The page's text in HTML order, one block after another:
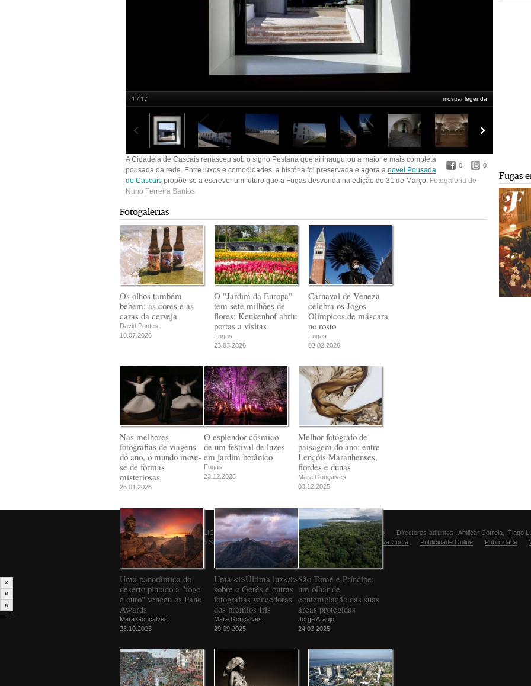
Nuno Ferreira Santos
mostrar legenda
1 / 17
0 0
A Cidadela de Cascais renasceu sob o signo Pestana que aí inaugurou a maior e mais completa
pousada da rede. Entre luxos e comodidades, a história foi preservada e agora a novel Pousada
de Cascais propõe-se a escrever um futuro que a Fugas desvenda na edição de 31 de Março. Fotogaleria de
Nuno Ferreira Santos
Fotogalerias
Os olhos também
bebem: as cores e as
caras da cerveja
David Pontes
10.07.2026
O "Jardim da Europa"
tem sete milhões de
flores: Keukenhof abriu
portas a visitas
Fugas
23.03.2026
Carnaval de Veneza
celebra os Jogos
Olímpicos de máscara
no rosto
Fugas
03.02.2026
Nas melhores
fotografias de viagens
do ano, o mundo move-
se de formas
misteriosas
26.01.2026
O esplendor cósmico
de um festival de luzes
em jardim botânico
Fugas
23.12.2025
Melhor fotógrafo de
paisagem do ano: entre
Lençóis Maranhenses,
fiordes e dunas
Mara Gonçalves
03.12.2025
Uma panorâmica do
deserto pintado a "fogo
e ouro" venceu os Pano
Awards
Mara Gonçalves
28.10.2025
Uma <i>Última luz</i>
sobre o Gerês e outras
fotografias vencedoras
dos prémios Iris
Mara Gonçalves
29.09.2025
São Tomé e Príncipe:
um olhar de
contemplação das suas
áreas protegidas
Jorge Araújo
24.03.2025
Fugas
© 2026PÚBLICO
Comunicação Social SA
Director:Manuel Carvalho Directores-adjuntos : Amilcar Correia
Tiago
Editora Fugas:Sandra Silva Costa Publicidade Online Publicidade
×
×
×